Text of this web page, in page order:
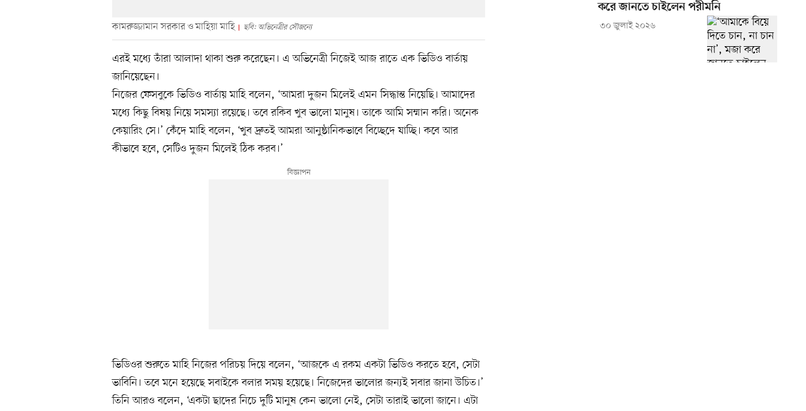
কামরুজ্জামান সরকার ও মাহিয়া মাহি ছবি: অভিনেত্রীর সৌজন্যে
এরই মধ্যে তাঁরা আলাদা থাকা শুরু করেছেন। এ অভিনেত্রী নিজেই আজ রাতে এক ভিডিও বার্তায়
জানিয়েছেন।
নিজের ফেসবুকে ভিডিও বার্তায় মাহি বলেন, ‘আমরা দুজন মিলেই এমন সিদ্ধান্ত নিয়েছি। আমাদের
মধ্যে কিছু বিষয় নিয়ে সমস্যা রয়েছে। তবে রকিব খুব ভালো মানুষ। তাকে আমি সম্মান করি। অনেক
কেয়ারিং সে।’ কেঁদে মাহি বলেন, ‘খুব দ্রুতই আমরা আনুষ্ঠানিকভাবে বিচ্ছেদে যাচ্ছি। কবে আর
কীভাবে হবে, সেটিও দুজন মিলেই ঠিক করব।’
ভিডিওর শুরুতে মাহি নিজের পরিচয় দিয়ে বলেন, ‘আজকে এ রকম একটা ভিডিও করতে হবে, সেটা
ভাবিনি। তবে মনে হয়েছে সবাইকে বলার সময় হয়েছে। নিজেদের ভালোর জন্যই সবার জানা উচিত।’
তিনি আরও বলেন, ‘একটা ছাদের নিচে দুটি মানুষ কেন ভালো নেই, সেটা তারাই ভালো জানে। এটা
করে জানতে চাইলেন পরীমনি
৩০ জুলাই ২০২৬